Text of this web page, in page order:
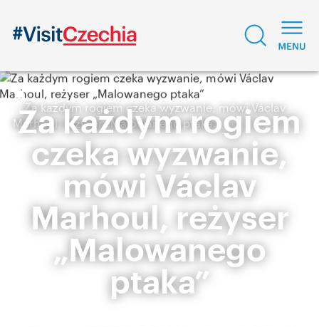
Za każdym rogiem czeka wyzwanie, mówi Václav
Marhoul, reżyser „Malowanego ptaka”
Za każdym rogiem
czeka wyzwanie,
mówi Václav
Marhoul, reżyser
„Malowanego
ptaka”